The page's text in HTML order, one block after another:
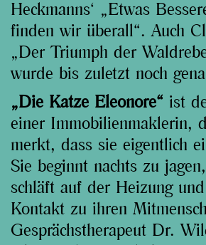
Heckmanns‘ „Etwas
finden wir überall“. Auch
„Der Triumph der
wurde bis zuletzt noch
„Die Katze Eleonore“ ist
einer Immobilienmaklerin,
merkt, dass sie eigentlich
Sie beginnt nachts zu
schläft auf der Heizung
Kontakt zu ihren
Gesprächstherapeut Dr.